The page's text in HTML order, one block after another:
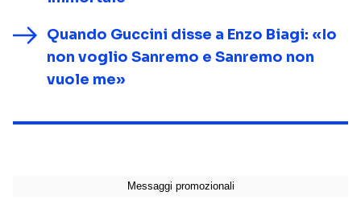
Quando Guccini disse a Enzo Biagi: «Io
non voglio Sanremo e Sanremo non
vuole me»